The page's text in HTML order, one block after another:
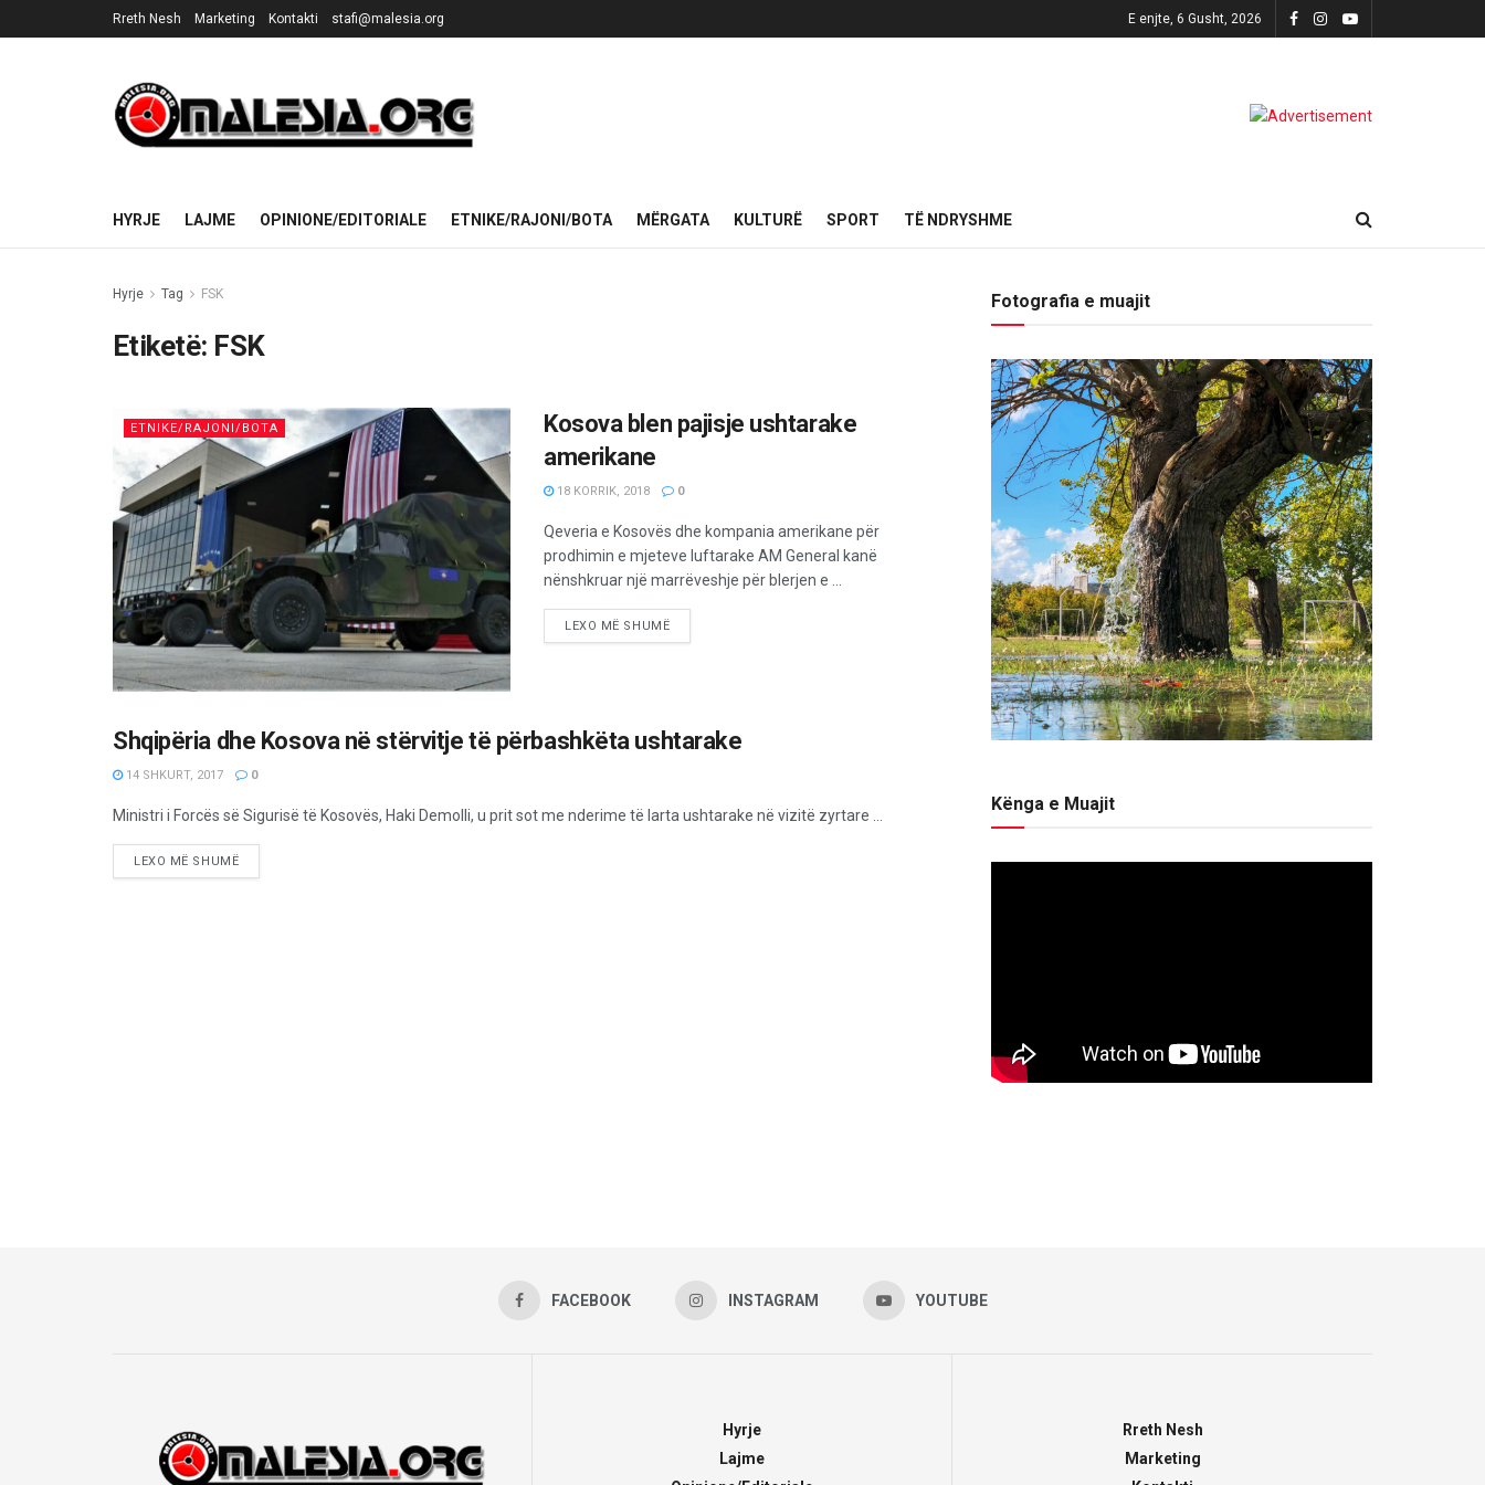
Rreth Nesh Marketing Kontakti stafi@malesia.org E enjte, 6 Gusht, 2026
HYRJE LAJME OPINIONE/EDITORIALE ETNIKE/RAJONI/BOTA MËRGATA KULTURË SPORT TË NDRYSHME
Hyrje Tag FSK
Etiketë: FSK
ETNIKE/RAJONI/BOTA
Kosova blen pajisje ushtarake
amerikane
18 KORRIK, 2018 0
Qeveria e Kosovës dhe kompania amerikane për
prodhimin e mjeteve luftarake AM General kanë
nënshkruar një marrëveshje për blerjen e ...
LEXO MË SHUMË
ETNIKE/RAJONI/BOTA
Shqipëria dhe Kosova në stërvitje të përbashkëta ushtarake
14 SHKURT, 2017 0
Ministri i Forcës së Sigurisë të Kosovës, Haki Demolli, u prit sot me nderime të larta ushtarake në vizitë zyrtare ...
LEXO MË SHUMË
Fotografia e muajit
Kënga e Muajit
FACEBOOK INSTAGRAM YOUTUBE
Hyrje
Lajme
Rreth Nesh
Marketing